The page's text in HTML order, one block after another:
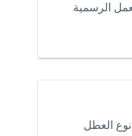
الرسمية
العطل